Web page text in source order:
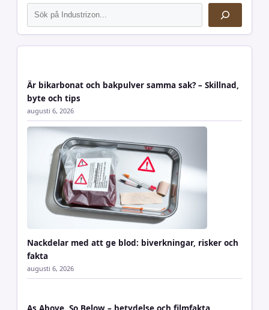
Sök
Är bikarbonat och bakpulver samma sak? – Skillnad,
byte och tips
augusti 6, 2026
Nackdelar med att ge blod: biverkningar, risker och
fakta
augusti 6, 2026